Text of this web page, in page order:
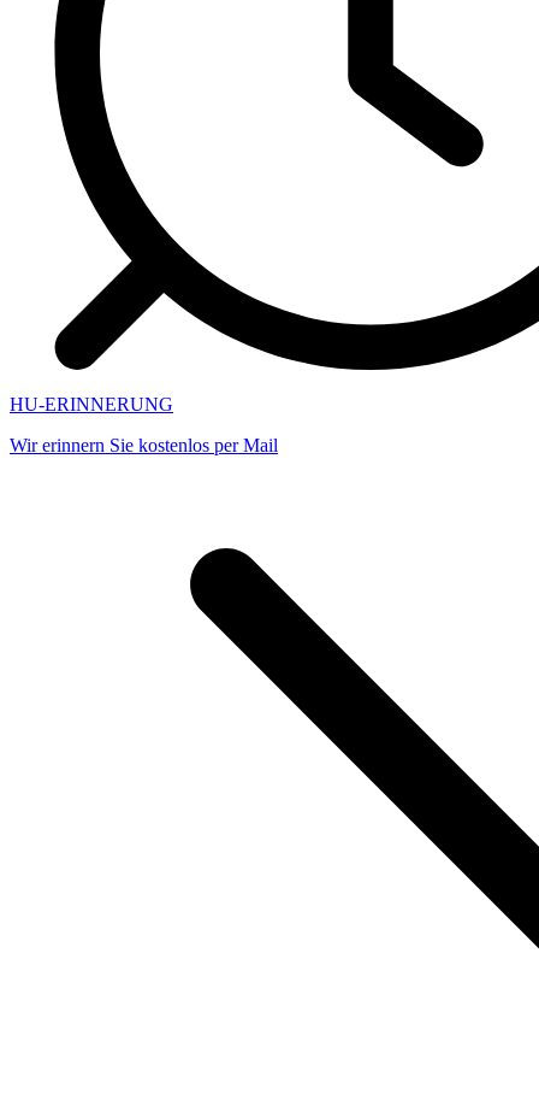
HU-ERINNERUNG
Wir erinnern Sie kostenlos per Mail